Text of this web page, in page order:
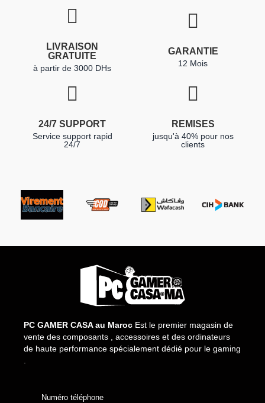
LIVRAISON
GRATUITE
à partir de 3000 DHs
GARANTIE
12 Mois
24/7 SUPPORT
Service support rapid
24/7
REMISES
jusqu'à 40% pour nos
clients
PC GAMER CASA au Maroc Est le premier magasin de
vente des composants , accessoires et des ordinateurs
de haute performance spécialement dédié pour le gaming
Numéro téléphone